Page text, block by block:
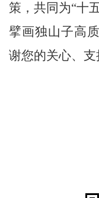
策，共同为“十
擘画独山子高
谢您的关心、